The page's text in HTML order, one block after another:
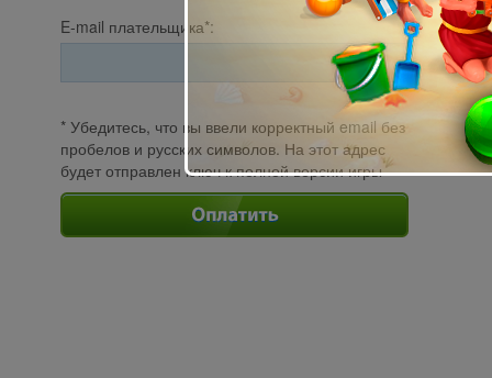
E-mail плательщика*:
* Убедитесь, что вы ввели корректный email без
пробелов и русских символов. На этот адрес
будет отправлен ключ к полной версии игры